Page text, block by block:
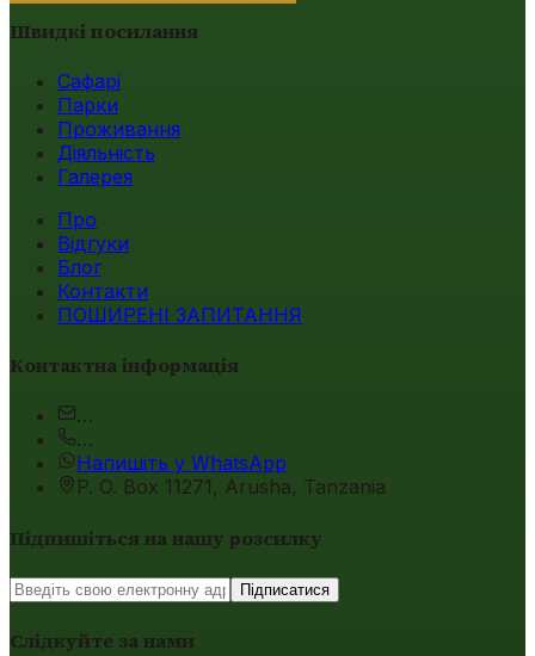
Швидкі посилання
Сафарі
Парки
Проживання
Діяльність
Галерея
Про
Відгуки
Блог
Контакти
ПОШИРЕНІ ЗАПИТАННЯ
Контактна інформація
…
…
Напишіть у WhatsApp
P. O. Box 11271, Arusha, Tanzania
Підпишіться на нашу розсилку
Підписатися
Слідкуйте за нами